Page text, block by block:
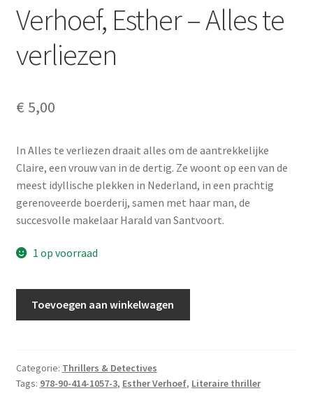
Verhoef, Esther – Alles te
verliezen
€ 5,00
In Alles te verliezen draait alles om de aantrekkelijke
Claire, een vrouw van in de dertig. Ze woont op een van de
meest idyllische plekken in Nederland, in een prachtig
gerenoveerde boerderij, samen met haar man, de
succesvolle makelaar Harald van Santvoort.
1 op voorraad
te
verliezen
Toevoegen aan winkelwagen
Categorie: Thrillers & Detectives
Tags: 978-90-414-1057-3, Esther Verhoef, Literaire thriller